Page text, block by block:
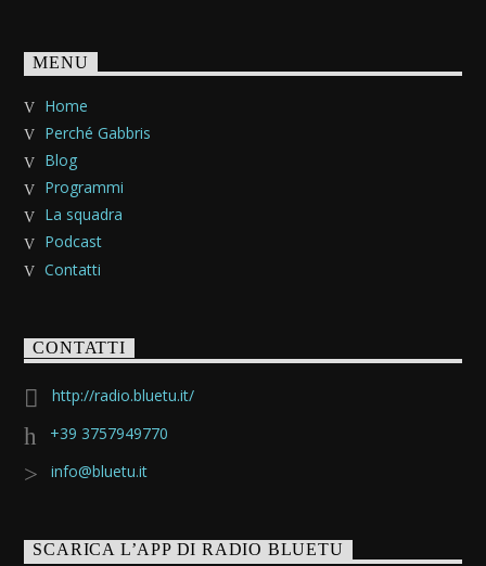
MENU
Home
Perché Gabbris
Blog
Programmi
La squadra
Podcast
Contatti
CONTATTI
http://radio.bluetu.it/
+39 3757949770
info@bluetu.it
SCARICA L’APP DI RADIO BLUETU